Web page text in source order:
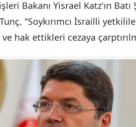
Bakanı Yisrael Katz'ın
"Soykırımcı İsrailli
hak ettikleri cezaya